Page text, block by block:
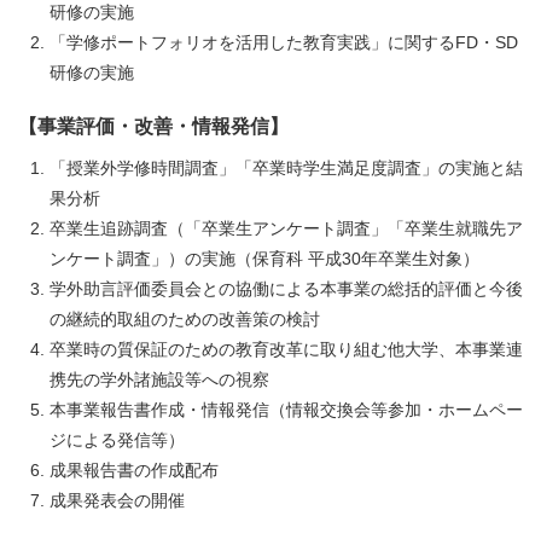
研修の実施
「学修ポートフォリオを活用した教育実践」に関するFD・SD
研修の実施
【事業評価・改善・情報発信】
「授業外学修時間調査」「卒業時学生満足度調査」の実施と結
果分析
卒業生追跡調査（「卒業生アンケート調査」「卒業生就職先ア
ンケート調査」）の実施（保育科 平成30年卒業生対象）
学外助言評価委員会との協働による本事業の総括的評価と今後
の継続的取組のための改善策の検討
卒業時の質保証のための教育改革に取り組む他大学、本事業連
携先の学外諸施設等への視察
本事業報告書作成・情報発信（情報交換会等参加・ホームペー
ジによる発信等）
成果報告書の作成配布
成果発表会の開催